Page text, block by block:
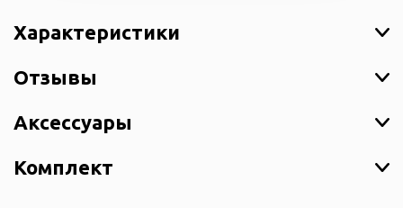
Характеристики
Отзывы
Аксессуары
Комплект